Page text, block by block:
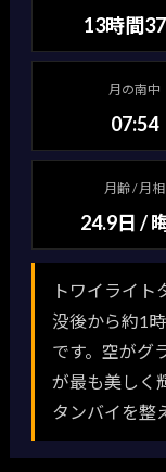
13時間
月の南中
07:54
月齢 / 月相
24.9日 /
トワイライト
没後から約1
です。空がグ
が最も美しく
タンバイを整